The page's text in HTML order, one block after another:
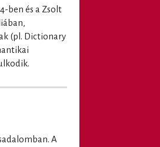
(pl. Dictionary
A